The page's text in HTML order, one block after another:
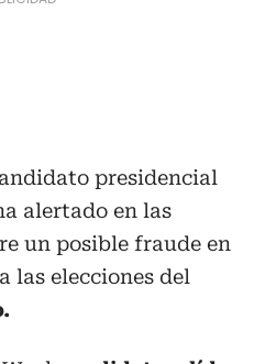
presidencial
alertado en las
un posible fraude en
las elecciones del